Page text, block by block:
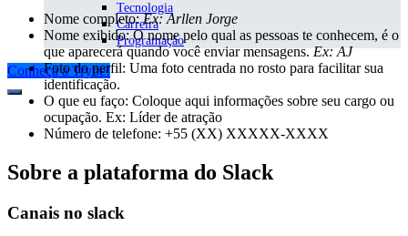
Tecnologia
Carreira
Programação
Conheça a Trybe!
Nome completo:Ex: Arllen Jorge
Nome exibido: O nome pelo qual as pessoas te conhecem, é o
que aparecerá quando você enviar mensagens.Ex: AJ
Foto do perfil: Uma foto centrada no rosto para facilitar sua
identificação.
O que eu faço: Coloque aqui informações sobre seu cargo ou
ocupação. Ex: Líder de atração
Número de telefone: +55 (XX) XXXXX-XXXX
Sobre a plataforma do Slack
Canais no slack